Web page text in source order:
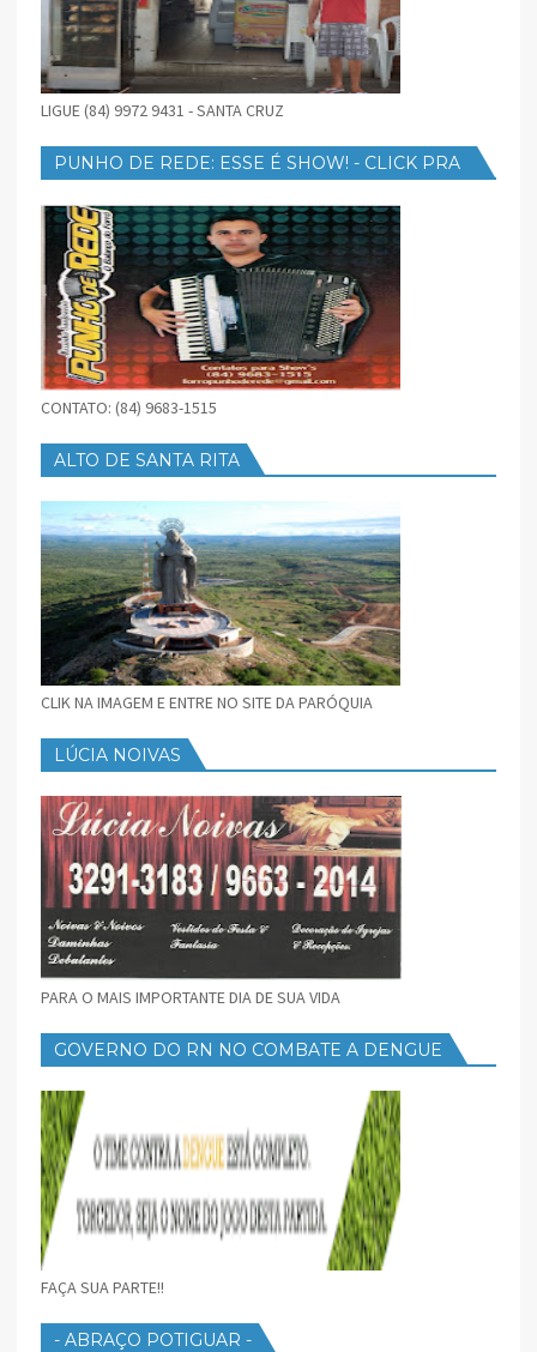
LIGUE (84) 9972 9431 - SANTA CRUZ
PUNHO DE REDE: ESSE É SHOW! - CLICK PRA
CONTATO: (84) 9683-1515
ALTO DE SANTA RITA
CLIK NA IMAGEM E ENTRE NO SITE DA PARÓQUIA
LÚCIA NOIVAS
PARA O MAIS IMPORTANTE DIA DE SUA VIDA
GOVERNO DO RN NO COMBATE A DENGUE
FAÇA SUA PARTE!!
- ABRAÇO POTIGUAR -